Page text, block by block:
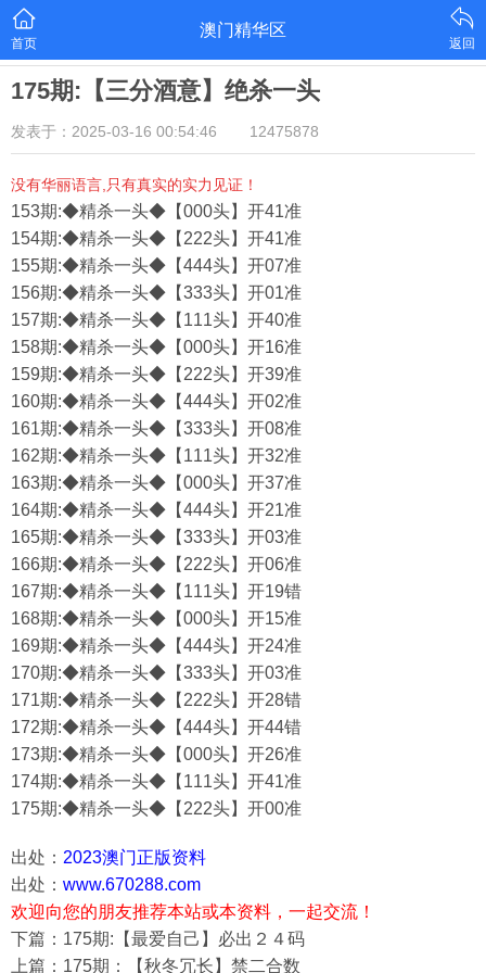
首页
澳门精华区
返回
175期:【三分酒意】绝杀一头
发表于：2025-03-16 00:54:46 12475878
没有华丽语言,只有真实的实力见证！
153期:◆精杀一头◆【000头】开41准
154期:◆精杀一头◆【222头】开41准
155期:◆精杀一头◆【444头】开07准
156期:◆精杀一头◆【333头】开01准
157期:◆精杀一头◆【111头】开40准
158期:◆精杀一头◆【000头】开16准
159期:◆精杀一头◆【222头】开39准
160期:◆精杀一头◆【444头】开02准
161期:◆精杀一头◆【333头】开08准
162期:◆精杀一头◆【111头】开32准
163期:◆精杀一头◆【000头】开37准
164期:◆精杀一头◆【444头】开21准
165期:◆精杀一头◆【333头】开03准
166期:◆精杀一头◆【222头】开06准
167期:◆精杀一头◆【111头】开19错
168期:◆精杀一头◆【000头】开15准
169期:◆精杀一头◆【444头】开24准
170期:◆精杀一头◆【333头】开03准
171期:◆精杀一头◆【222头】开28错
172期:◆精杀一头◆【444头】开44错
173期:◆精杀一头◆【000头】开26准
174期:◆精杀一头◆【111头】开41准
175期:◆精杀一头◆【222头】开00准
出处： 2023澳门正版资料
出处： www.670288.com
欢迎向您的朋友推荐本站或本资料，一起交流！
下篇：175期:【最爱自己】必出２４码
上篇：175期：【秋冬冗长】禁二合数